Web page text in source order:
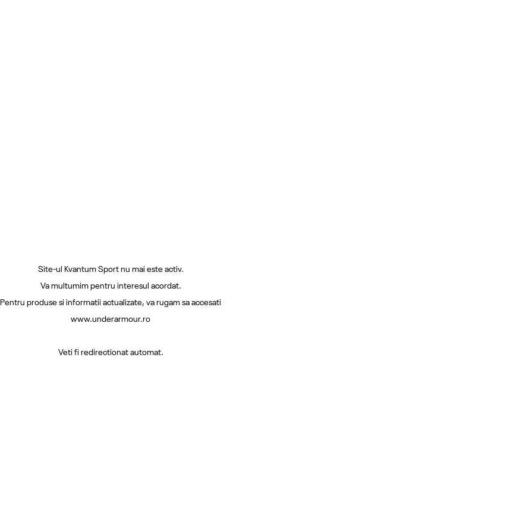
Site-ul Kvantum Sport nu mai este activ.
Va multumim pentru interesul acordat.
Pentru produse si informatii actualizate, va rugam sa accesati
www.underarmour.ro
Veti fi redirectionat automat.